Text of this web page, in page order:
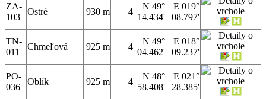
ZA-
103
Ostré 930 m 4
N 49°
14.434'
E 019°
08.797'
TN-
011
Chmeľová 925 m 4
N 49°
04.462'
E 018°
09.237'
PO-
036
Oblík 925 m 4
N 48°
58.408'
E 021°
28.385'